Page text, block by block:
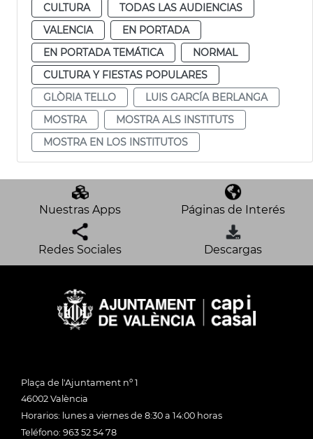
CULTURA
TODAS LAS AUDIENCIAS
VALENCIA
EN PORTADA
EN PORTADA TEMÁTICA
NORMAL
CULTURA Y FIESTAS POPULARES
GLÒRIA TELLO
LUIS GARCÍA BERLANGA
MOSTRA
MOSTRA ALS INSTITUTS
MOSTRA EN LOS INSTITUTOS
Nuestras Apps Páginas de Interés
Redes Sociales Descargas
Plaça de l'Ajuntament nº 1
46002 València
Horarios: lunes a viernes de 8:30 a 14:00 horas
Teléfono: 963 52 54 78